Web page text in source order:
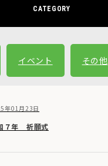
CATEGORY
イベント その他
年01月23日
７年 祈願式